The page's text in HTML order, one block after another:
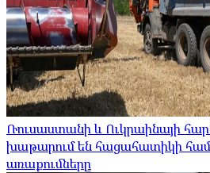
Ռուսաստանի և Ուկրաինայի
խաթարում են հացահատիկի
առաքումները